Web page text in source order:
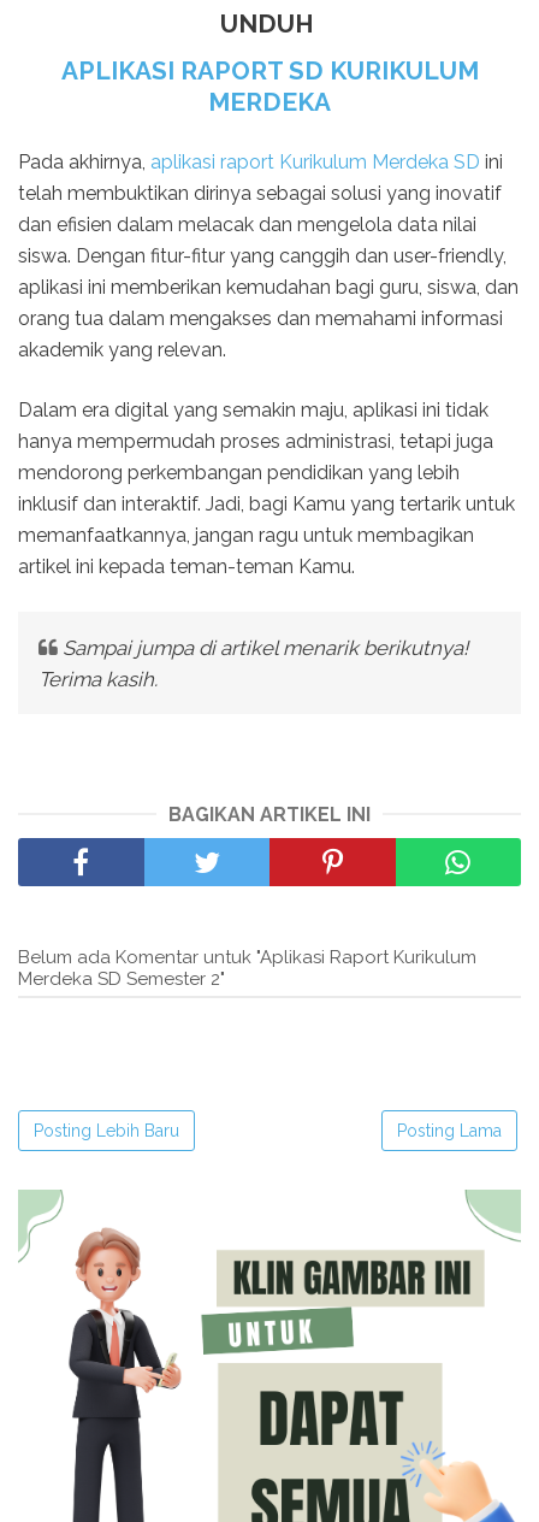
UNDUH
APLIKASI RAPORT SD KURIKULUM
MERDEKA
Pada akhirnya, aplikasi raport Kurikulum Merdeka SD ini
telah membuktikan dirinya sebagai solusi yang inovatif
dan efisien dalam melacak dan mengelola data nilai
siswa. Dengan fitur-fitur yang canggih dan user-friendly,
aplikasi ini memberikan kemudahan bagi guru, siswa, dan
orang tua dalam mengakses dan memahami informasi
akademik yang relevan.
Dalam era digital yang semakin maju, aplikasi ini tidak
hanya mempermudah proses administrasi, tetapi juga
mendorong perkembangan pendidikan yang lebih
inklusif dan interaktif. Jadi, bagi Kamu yang tertarik untuk
memanfaatkannya, jangan ragu untuk membagikan
artikel ini kepada teman-teman Kamu.
Sampai jumpa di artikel menarik berikutnya!
Terima kasih.
BAGIKAN ARTIKEL INI
Belum ada Komentar untuk "Aplikasi Raport Kurikulum
Merdeka SD Semester 2"
Posting Lebih Baru Posting Lama